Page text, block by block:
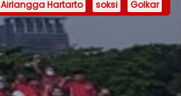
Airlangga Hartarto soksi Golkar